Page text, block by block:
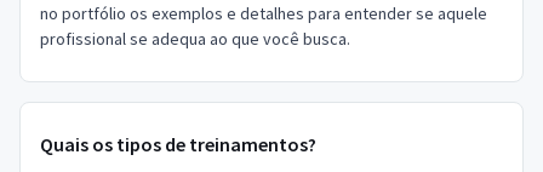
no portfólio os exemplos e detalhes para entender se aquele
profissional se adequa ao que você busca.
Quais os tipos de treinamentos?